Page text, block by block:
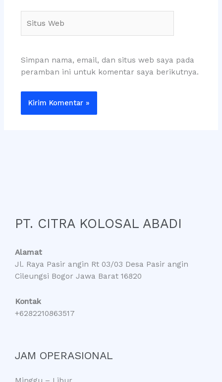
Web
Simpan nama, email, dan situs web saya pada
peramban ini untuk komentar saya berikutnya.
PT. CITRA KOLOSAL ABADI
Alamat
Jl. Raya Pasir angin Rt 03/03 Desa Pasir angin
Cileungsi Bogor Jawa Barat 16820
Kontak
+6282210863517
JAM OPERASIONAL